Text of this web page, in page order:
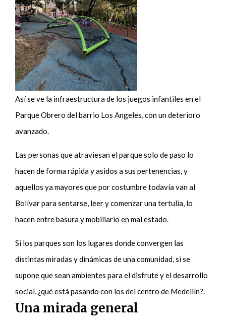
Así se ve la infraestructura de los juegos infantiles en el
Parque Obrero del barrio Los Angeles, con un deterioro
avanzado.
Las personas que atraviesan el parque solo de paso lo
hacen de forma rápida y asidos a sus pertenencias, y
aquellos ya mayores que por costumbre todavía van al
Bolívar para sentarse, leer y comenzar una tertulia, lo
hacen entre basura y mobiliario en mal estado.
Si los parques son los lugares donde convergen las
distintas miradas y dinámicas de una comunidad, si se
supone que sean ambientes para el disfrute y el desarrollo
social, ¿qué está pasando con los del centro de Medellín?.
Una mirada general